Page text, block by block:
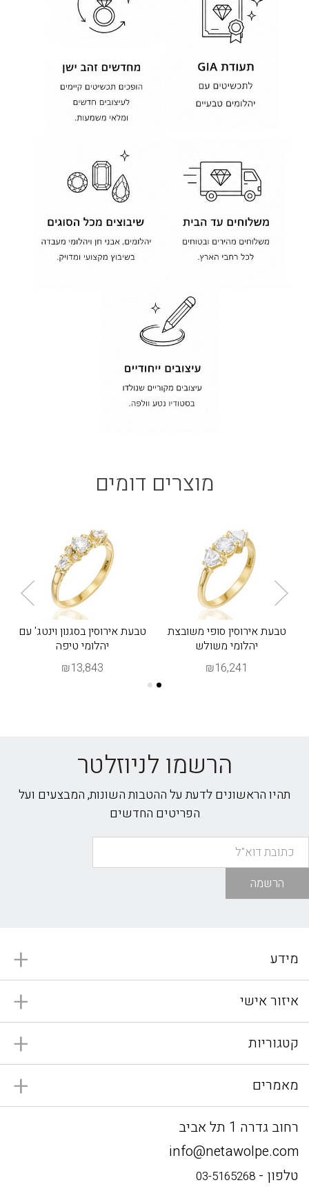
מוצרים דומים
טבעת אירוסין סופי משובצת
יהלומי משולש
₪16,241
טבעת אירוסין בסגנון וינטג' עם
יהלומי טיפה
₪13,843
הרשמו לניוזלטר
תהיו הראשונים לדעת על ההטבות השונות, המבצעים ועל
הפריטים החדשים
הרשמה
מידע
איזור אישי
קטגוריות
מאמרים
רחוב גדרה 1 תל אביב
info@netawolpe.com
טלפון - 03-5165268